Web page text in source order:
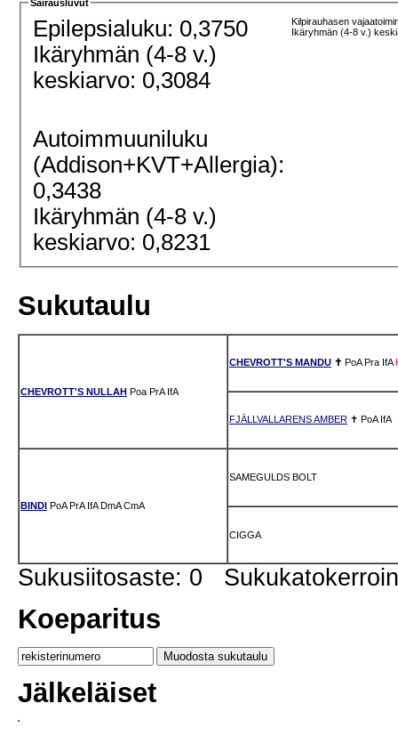
Sairausluvut
Epilepsialuku: 0,3750
Ikäryhmän (4-8 v.)
keskiarvo: 0,3084
Kilpirauhasen
Ikäryhmän (4-8 v.)
Autoimmuuniluku
(Addison+KVT+Allergia):
0,3438
Ikäryhmän (4-8 v.)
keskiarvo: 0,8231
Sukutaulu
CHEVROTT'S NULLAH Poa PrA IfA
CHEVROTT'S MANDU ✝ PoA Pra IfA
FJÄLLVALLARENS AMBER ✝ PoA IfA
BINDI PoA PrA IfA DmA CmA
SAMEGULDS BOLT
CIGGA
Sukusiitosaste: 0
Koeparitus
Jälkeläiset